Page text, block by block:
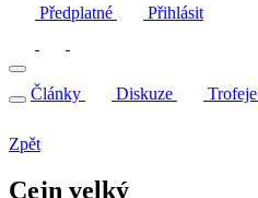
Předplatné Přihlásit
Články Diskuze Trofeje
Zpět
Cejn velký